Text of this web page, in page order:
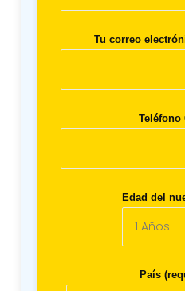
Tu correo
Teléfono
Edad del
País